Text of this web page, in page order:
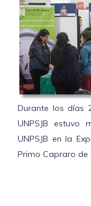
Durante los días
UNPSJB
UNPSJB en la
Primo Capraro de